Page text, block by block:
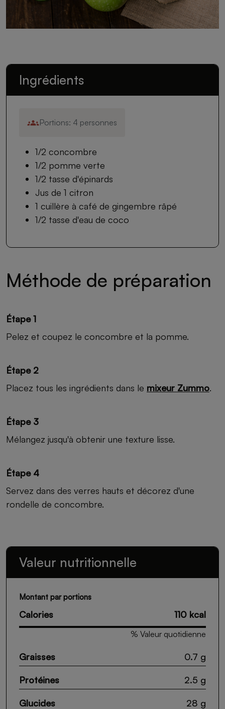
Ingrédients
Portions: 4 personnes
1/2 concombre
1/2 pomme verte
1/2 tasse d'épinards
Jus de 1 citron
1 cuillère à café de gingembre râpé
1/2 tasse d'eau de coco
Méthode de préparation
Étape 1
Pelez et coupez le concombre et la pomme.
Étape 2
Placez tous les ingrédients dans le mixeur Zummo.
Étape 3
Mélangez jusqu'à obtenir une texture lisse.
Étape 4
Servez dans des verres hauts et décorez d'une
rondelle de concombre.
Valeur nutritionnelle
Montant par portions
Calories 110 kcal
% Valeur quotidienne
Graisses 0.7 g
Protéines 2.5 g
Glucides 28 g